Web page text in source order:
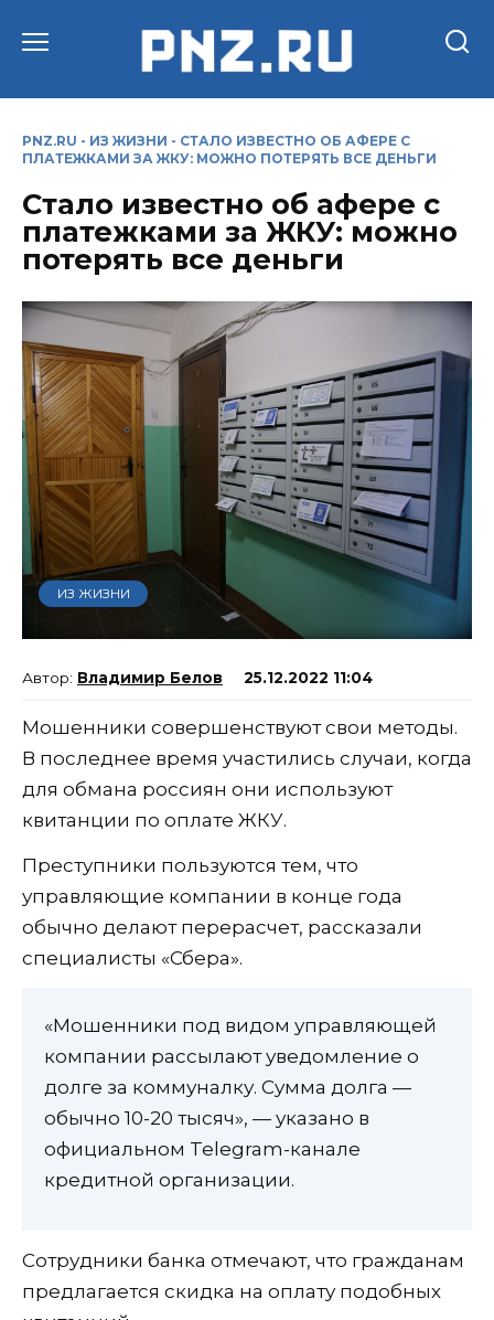
PNZ.RU - ИЗ ЖИЗНИ - СТАЛО ИЗВЕСТНО ОБ АФЕРЕ С
ПЛАТЕЖКАМИ ЗА ЖКУ: МОЖНО ПОТЕРЯТЬ ВСЕ ДЕНЬГИ
Стало известно об афере с
платежками за ЖКУ: можно
потерять все деньги
ИЗ ЖИЗНИ
Владимир Белов 25.12.2022 11:04
Мошенники совершенствуют свои методы.
В последнее время участились случаи, когда
для обмана россиян они используют
квитанции по оплате ЖКУ.
Преступники пользуются тем, что
управляющие компании в конце года
обычно делают перерасчет, рассказали
специалисты «Сбера».
«Мошенники под видом управляющей
компании рассылают уведомление о
долге за коммуналку. Сумма долга —
обычно 10-20 тысяч», — указано в
официальном Telegram-канале
кредитной организации.
Сотрудники банка отмечают, что гражданам
предлагается скидка на оплату подобных